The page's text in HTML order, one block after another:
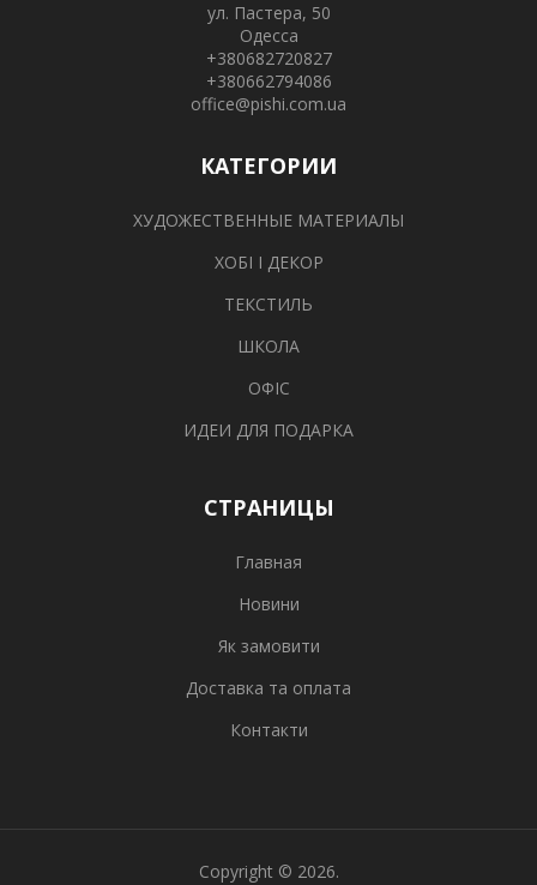
ул. Пастера, 50
Одесса
+380682720827
+380662794086
office@pishi.com.ua
КАТЕГОРИИ
ХУДОЖЕСТВЕННЫЕ МАТЕРИАЛЫ
ХОБІ І ДЕКОР
ТЕКСТИЛЬ
ШКОЛА
ОФІС
ИДЕИ ДЛЯ ПОДАРКА
СТРАНИЦЫ
Главная
Новини
Як замовити
Доставка та оплата
Контакти
Copyright © 2026.